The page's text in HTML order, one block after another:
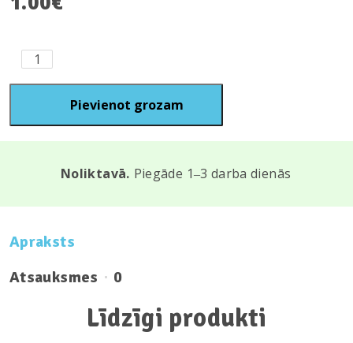
R40
quantity
Pievienot grozam
Noliktavā. Piegāde 1‒3 darba dienās
Apraksts
Atsauksmes
0
Līdzīgi produkti